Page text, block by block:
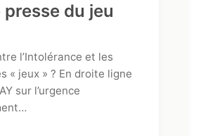
du jeu
lʼIntolérance et les
« jeux » ? En droite ligne
sur l’urgence